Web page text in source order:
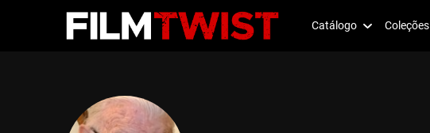
Catálogo Coleções